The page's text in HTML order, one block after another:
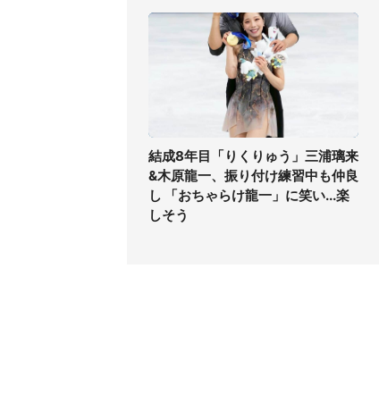
結成8年目「りくりゅう」三浦璃来
&木原龍一、振り付け練習中も仲良
し 「おちゃらけ龍一」に笑い...楽
しそう